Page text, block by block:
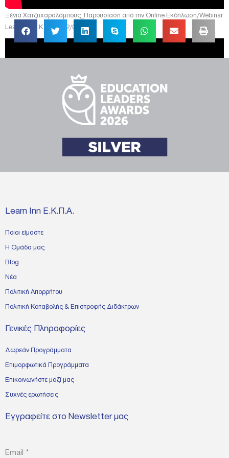
Ξένια Χατζηχαραλάμπους_Παρουσίαση από την Online Εκδήλωση/Webinar
Learn Inn Ε.Κ.Π.Α. – 12/03/2021
Inn Ε.Κ.Π.Α. – 12.03.2021
Learn Inn Ε.Κ.Π.Α.
Ποιοι είμαστε
Η Ομάδα μας
Blog
Νέα
Πολιτική Απορρήτου
Πολιτική Καταβολής & Επιστροφής Διδάκτρων
Γενικές Πληροφορίες
Δωρεάν Προγράμματα
Επιμορφωτικά Προγράμματα
Επικοινωνήστε μαζί μας
Συχνές ερωτήσεις
Εγγραφείτε στο Newsletter μας
Email *